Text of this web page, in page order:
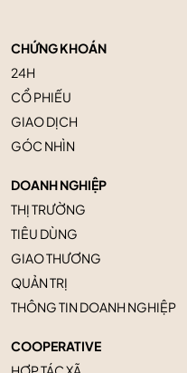
CHỨNG KHOÁN
24H
CỔ PHIẾU
GIAO DỊCH
GÓC NHÌN
DOANH NGHIỆP
THỊ TRƯỜNG
TIÊU DÙNG
GIAO THƯƠNG
QUẢN TRỊ
THÔNG TIN DOANH NGHIỆP
COOPERATIVE